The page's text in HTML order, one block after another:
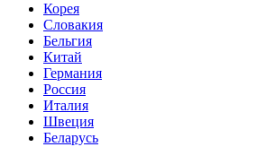
Корея
Словакия
Бельгия
Китай
Германия
Россия
Италия
Швеция
Беларусь